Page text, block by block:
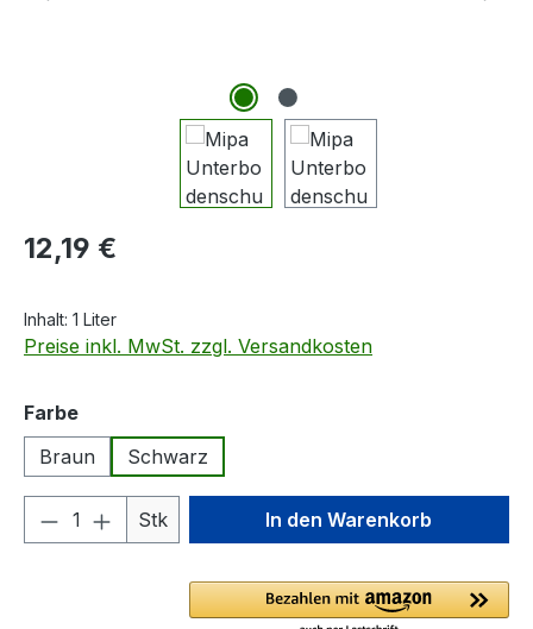
Regulärer Preis:
12,19 €
Inhalt: 1 Liter
Preise inkl. MwSt. zzgl. Versandkosten
Farbeauswählen
Braun
Schwarz
Produkt Anzahl: Gib den
Stk In den Warenkorb